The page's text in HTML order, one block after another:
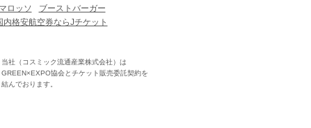
ロッソ
ブーストバーガー
内格安航空券ならJチケット
当社（コスミック流通産業株式会社）は
GREEN×EXPO協会とチケット販売委託契約を
結んでおります。